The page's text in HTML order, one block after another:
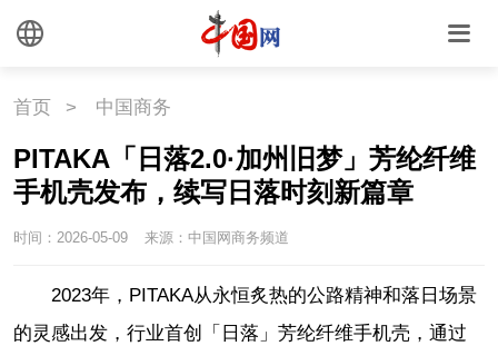
首页 > 中国商务
PITAKA「日落2.0·加州旧梦」芳纶纤维
手机壳发布，续写日落时刻新篇章
时间：2026-05-09 来源：中国网商务频道
2023年，PITAKA从永恒炙热的公路精神和落日场景
的灵感出发，行业首创「日落」芳纶纤维手机壳，通过